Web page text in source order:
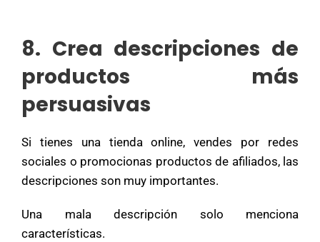
8. Crea descripciones de
productos más
persuasivas
Si tienes una tienda online, vendes por redes
sociales o promocionas productos de afiliados, las
descripciones son muy importantes.
Una mala descripción solo menciona
características.